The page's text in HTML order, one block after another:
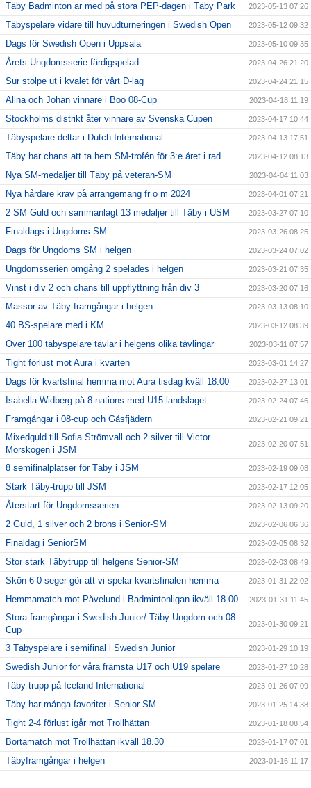
Täby Badminton är med på stora PEP-dagen i Täby Park 2023-05-13 07:26
Täbyspelare vidare till huvudturneringen i Swedish Open 2023-05-12 09:32
Dags för Swedish Open i Uppsala 2023-05-10 09:35
Årets Ungdomsserie färdigspelad 2023-04-26 21:20
Sur stolpe ut i kvalet för vårt D-lag 2023-04-24 21:15
Alina och Johan vinnare i Boo 08-Cup 2023-04-18 11:19
Stockholms distrikt åter vinnare av Svenska Cupen 2023-04-17 10:44
Täbyspelare deltar i Dutch International 2023-04-13 17:51
Täby har chans att ta hem SM-trofén för 3:e året i rad 2023-04-12 08:13
Nya SM-medaljer till Täby på veteran-SM 2023-04-04 11:03
Nya hårdare krav på arrangemang fr o m 2024 2023-04-01 07:21
2 SM Guld och sammanlagt 13 medaljer till Täby i USM 2023-03-27 07:10
Finaldags i Ungdoms SM 2023-03-26 08:25
Dags för Ungdoms SM i helgen 2023-03-24 07:02
Ungdomsserien omgång 2 spelades i helgen 2023-03-21 07:35
Vinst i div 2 och chans till uppflyttning från div 3 2023-03-20 07:16
Massor av Täby-framgångar i helgen 2023-03-13 08:10
40 BS-spelare med i KM 2023-03-12 08:39
Över 100 täbyspelare tävlar i helgens olika tävlingar 2023-03-11 07:57
Tight förlust mot Aura i kvarten 2023-03-01 14:27
Dags för kvartsfinal hemma mot Aura tisdag kväll 18.00 2023-02-27 13:01
Isabella Widberg på 8-nations med U15-landslaget 2023-02-24 07:46
Framgångar i 08-cup och Gåsfjädern 2023-02-21 09:21
Mixedguld till Sofia Strömvall och 2 silver till Victor
Morskogen i JSM
2023-02-20 07:51
8 semifinalplatser för Täby i JSM 2023-02-19 09:08
Stark Täby-trupp till JSM 2023-02-17 12:05
Återstart för Ungdomsserien 2023-02-13 09:20
2 Guld, 1 silver och 2 brons i Senior-SM 2023-02-06 06:36
Finaldag i SeniorSM 2023-02-05 08:32
Stor stark Täbytrupp till helgens Senior-SM 2023-02-03 08:49
Skön 6-0 seger gör att vi spelar kvartsfinalen hemma 2023-01-31 22:02
Hemmamatch mot Påvelund i Badmintonligan ikväll 18.00 2023-01-31 11:45
Stora framgångar i Swedish Junior/ Täby Ungdom och 08-
Cup
2023-01-30 09:21
3 Täbyspelare i semifinal i Swedish Junior 2023-01-29 10:19
Swedish Junior för våra främsta U17 och U19 spelare 2023-01-27 10:28
Täby-trupp på Iceland International 2023-01-26 07:09
Täby har många favoriter i Senior-SM 2023-01-25 14:38
Tight 2-4 förlust igår mot Trollhättan 2023-01-18 08:54
Bortamatch mot Trollhättan ikväll 18.30 2023-01-17 07:01
Täbyframgångar i helgen 2023-01-16 11:17